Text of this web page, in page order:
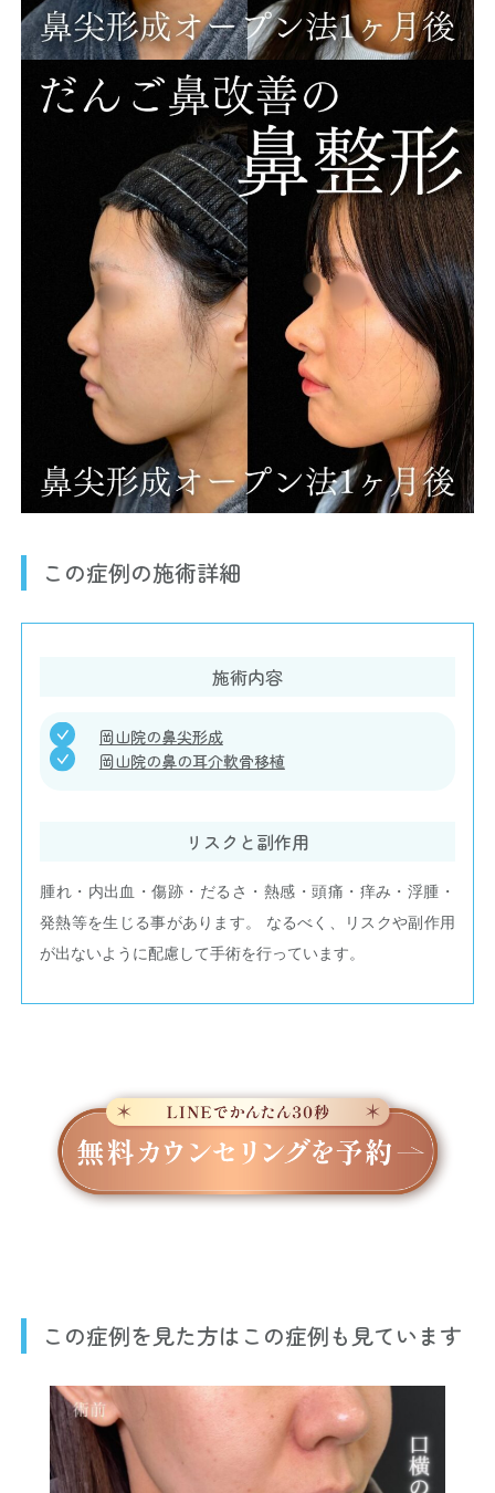
この症例の施術詳細
施術内容
岡山院の鼻尖形成
岡山院の鼻の耳介軟骨移植
リスクと副作用
腫れ・内出血・傷跡・だるさ・熱感・頭痛・痒み・浮腫・
発熱等を生じる事があります。 なるべく、リスクや副作用
が出ないように配慮して手術を行っています。
この症例を見た方はこの症例も見ています